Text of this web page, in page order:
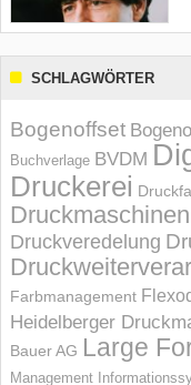
SCHLAGWÖRTER
Bogenoffset
Buchverlage BVDM
Druckerei
Druckmaschinen
Druckveredelung
Farbmanagement
Heidelberger
Bauer AG Large
Management